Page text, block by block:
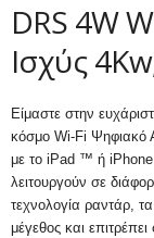
DRS 4W
Ισχύς
Είμαστε στην
κόσμο Wi-Fi Ψηφιακό
με το iPad ™ ή iPhone
λειτουργούν σε
τεχνολογία ραντάρ,
μέγεθος και